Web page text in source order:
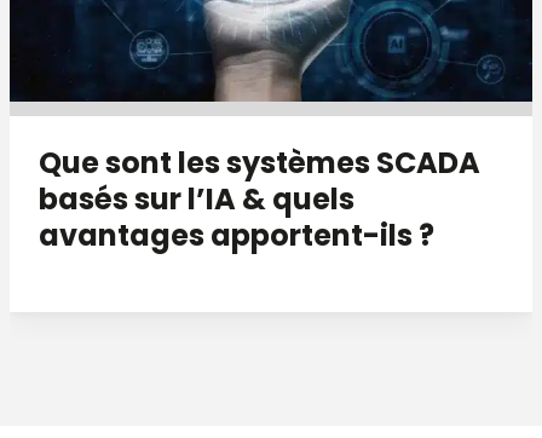
Que sont les systèmes SCADA
basés sur l’IA & quels
avantages apportent-ils ?